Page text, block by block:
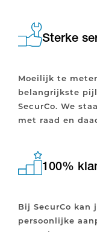
Sterke
Moeilijk te
belangrijkste
SecurCo. We
met raad en
100%
Bij SecurCo kan
persoonlijke